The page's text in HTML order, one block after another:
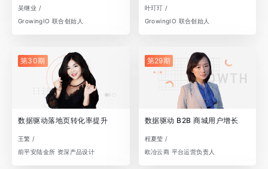
吴继业 /
GrowingIO 联合创始人
叶玎玎 /
GrowingIO 联合创始人
第30期
数据驱动落地页转化率提升
王繁 /
前平安陆金所 资深产品设计
第29期
数据驱动 B2B 商城用户增长
程夏莹 /
欧冶云商 平台运营负责人